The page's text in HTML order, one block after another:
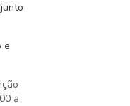
e
a